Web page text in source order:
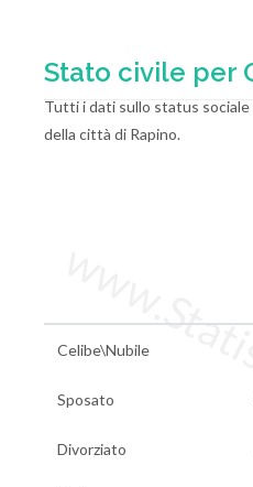
Stato civile per
Tutti i dati sullo status
della città di Rapino.
Celibe\Nubile
Sposato
Divorziato